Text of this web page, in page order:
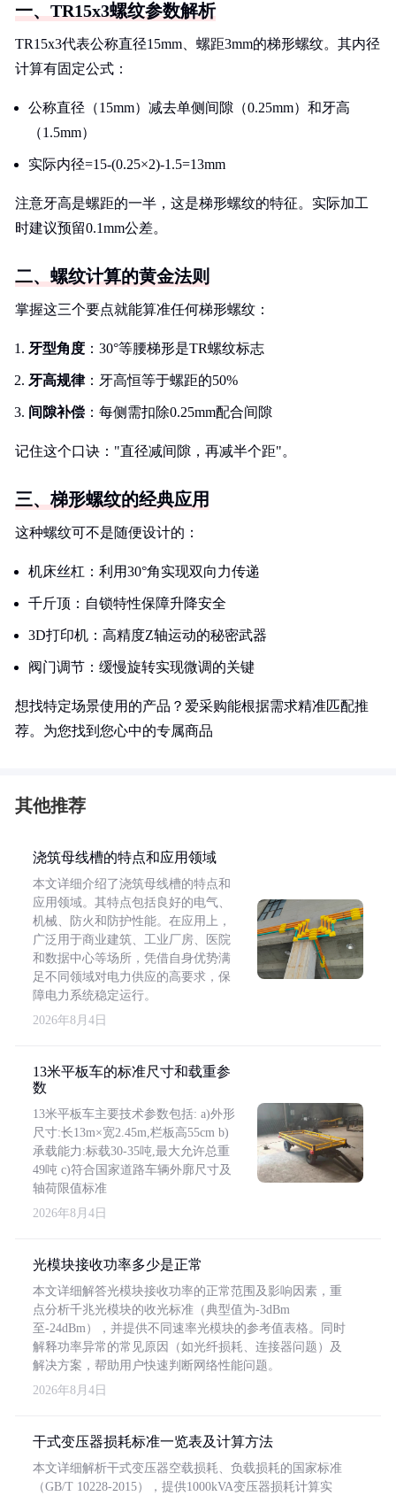
一、TR15x3螺纹参数解析
TR15x3代表公称直径15mm、螺距3mm的梯形螺纹。其内径
计算有固定公式：
公称直径（15mm）减去单侧间隙（0.25mm）和牙高
（1.5mm）
实际内径=15-(0.25×2)-1.5=13mm
注意牙高是螺距的一半，这是梯形螺纹的特征。实际加工
时建议预留0.1mm公差。
二、螺纹计算的黄金法则
掌握这三个要点就能算准任何梯形螺纹：
牙型角度 ：30°等腰梯形是TR螺纹标志
牙高规律：牙高恒等于螺距的50%
间隙补偿 ：每侧需扣除0.25mm配合间隙
记住这个口诀："直径减间隙，再减半个距"。
三、梯形螺纹的经典应用
这种螺纹可不是随便设计的：
机床丝杠：利用30°角实现双向力传递
千斤顶：自锁特性保障升降安全
3D打印机：高精度Z轴运动的秘密武器
阀门调节：缓慢旋转实现微调的关键
想找特定场景使用的产品？爱采购能根据需求精准匹配推
荐。为您找到您心中的专属商品
其他推荐
浇筑母线槽的特点和应用领域
本文详细介绍了浇筑母线槽的特点和
应用领域。其特点包括良好的电气、
机械、防火和防护性能。在应用上，
广泛用于商业建筑、工业厂房、医院
和数据中心等场所，凭借自身优势满
足不同领域对电力供应的高要求，保
障电力系统稳定运行。
2026年8月4日
13米平板车的标准尺寸和载重参
数
13米平板车主要技术参数包括: a)外形
尺寸:长13m×宽2.45m,栏板高55cm b)
承载能力:标载30-35吨,最大允许总重
49吨 c)符合国家道路车辆外廓尺寸及
轴荷限值标准
2026年8月4日
光模块接收功率多少是正常
本文详细解答光模块接收功率的正常范围及影响因素，重
点分析千兆光模块的收光标准（典型值为-3dBm
至-24dBm），并提供不同速率光模块的参考值表格。同时
解释功率异常的常见原因（如光纤损耗、连接器问题）及
解决方案，帮助用户快速判断网络性能问题。
2026年8月4日
干式变压器损耗标准一览表及计算方法
本文详细解析干式变压器空载损耗、负载损耗的国家标准
（GB/T 10228-2015），提供1000kVA变压器损耗计算实